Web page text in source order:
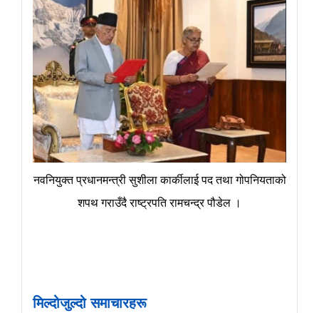
नवनियुक्त प्रधानमन्त्री सुशीला कार्कीलाई पद तथा गोपनियताको
शपथ गराउँदै राष्ट्रपति रामचन्द्र पौडेल ।
मिल्दोजुल्दो समाचारहरू